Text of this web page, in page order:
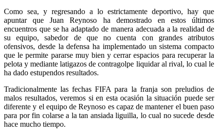
Como sea, y regresando a lo estrictamente deportivo, hay que
apuntar que Juan Reynoso ha demostrado en estos últimos
encuentros que se ha adaptado de manera adecuada a la realidad de
su equipo, sabedor de que no cuenta con grandes atributos
ofensivos, desde la defensa ha implementado un sistema compacto
que le permite pararse muy bien y cerrar espacios para recuperar la
pelota y mediante latigazos de contragolpe liquidar al rival, lo cual le
ha dado estupendos resultados.
Tradicionalmente las fechas FIFA para la franja son preludios de
malos resultados, veremos si en esta ocasión la situación puede ser
diferente y el equipo de Reynoso es capaz de mantener el buen paso
para por fin colarse a la tan ansiada liguilla, lo cual no sucede desde
hace mucho tiempo.